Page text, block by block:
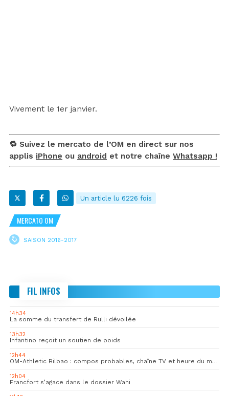
Vivement le 1er janvier.
🔁 Suivez le mercato de l’OM en direct sur nos
applis iPhone ou android et notre chaîne Whatsapp !
Un article lu 6226 fois
MERCATO OM
SAISON 2016-2017
FIL INFOS
14h34
La somme du transfert de Rulli dévoilée
13h32
Infantino reçoit un soutien de poids
12h44
OM-Athletic Bilbao : compos probables, chaîne TV et heure du match
12h04
Francfort s’agace dans le dossier Wahi